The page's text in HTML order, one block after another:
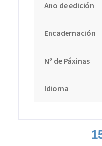
Ano de edición
Encadernación
Nº de Páxinas
Idioma